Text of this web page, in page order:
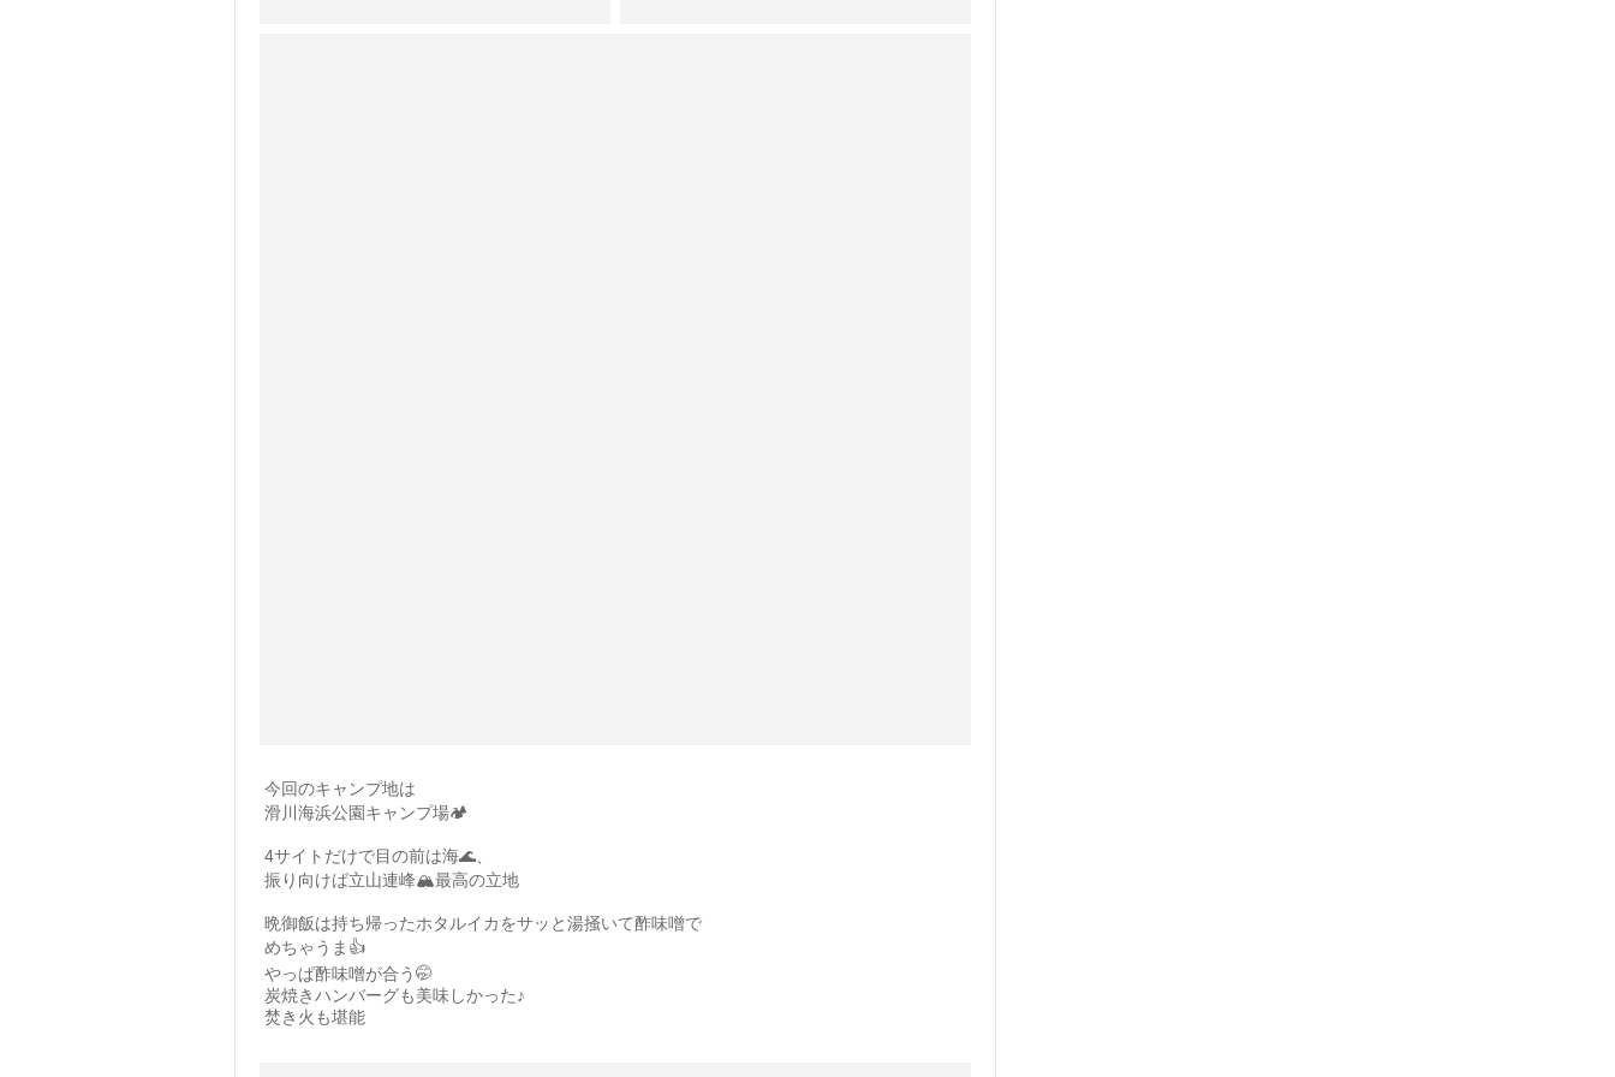
今回のキャンプ地は
滑川海浜公園キャンプ場🏕️
4サイトだけで目の前は海🌊、
振り向けば立山連峰🏔️最高の立地
晩御飯は持ち帰ったホタルイカをサッと湯掻いて酢味噌で
めちゃうま👍
やっぱ酢味噌が合う🤭
炭焼きハンバーグも美味しかった♪
焚き火も堪能